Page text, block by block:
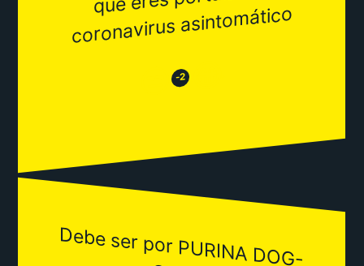
mático
😒 -2 😂
Debe ser por PURINA DOG-